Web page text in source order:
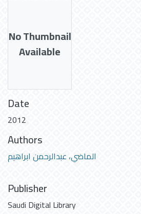
No Thumbnail
Available
Date
2012
Authors
الماضي، عبدالرحمن ابراهيم
Publisher
Saudi Digital Library